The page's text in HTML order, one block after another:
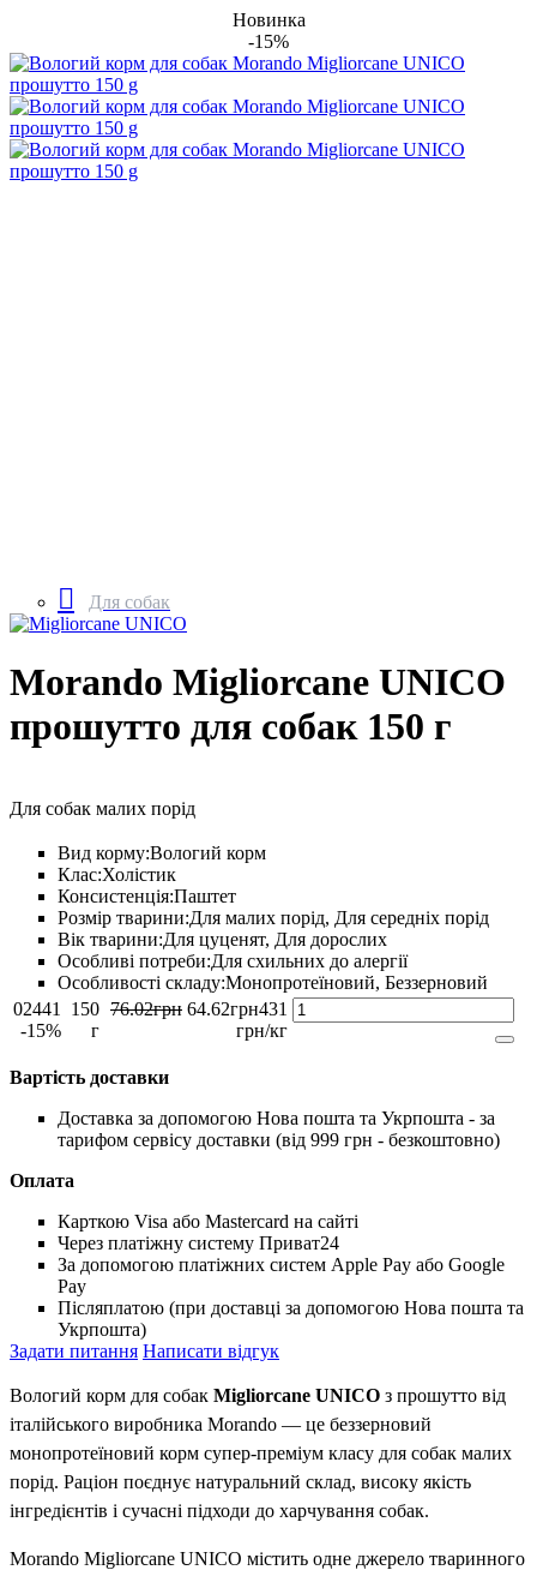
Новинка
-15%
Для собак
Morando Migliorcane UNICO
прошутто для собак 150 г
Для собак малих порід
Вид корму:Вологий корм
Клас:Холістик
Консистенція:Паштет
Розмір тварини:Для малих порід, Для середніх порід
Вік тварини:Для цуценят, Для дорослих
Особливі потреби:Для схильних до алергії
Особливості складу:Монопротеїновий, Беззерновий
02441
-15%
150
г
76.02грн 64.62грн431
грн/кг
Вартість доставки
Доставка за допомогою Нова пошта та Укрпошта - за
тарифом сервісу доставки (від 999 грн - безкоштовно)
Оплата
Карткою Visa або Mastercard на сайті
Через платіжну систему Приват24
За допомогою платіжних систем Apple Pay або Google
Pay
Післяплатою (при доставці за допомогою Нова пошта та
Укрпошта)
Задати питання Написати відгук
Вологий корм для собак Migliorcane UNICO з прошутто від
італійського виробника Morando — це беззерновий
монопротеїновий корм супер-преміум класу для собак малих
порід. Раціон поєднує натуральний склад, високу якість
інгредієнтів і сучасні підходи до харчування собак.
Morando Migliorcane UNICO містить одне джерело тваринного